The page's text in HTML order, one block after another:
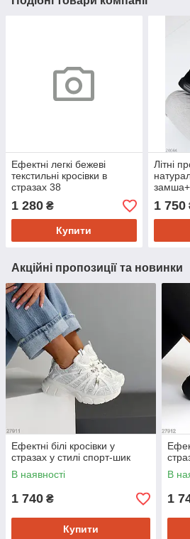
Ефектні легкі бежеві
текстильні кросівки в
стразах 38
1 280 ₴
Купити
Літні
1 750
Акційні пропозиції та новинки
Ефектні білі кросівки у
стразах у стилі спорт-шик
В наявності
1 740 ₴
Купити
В
1